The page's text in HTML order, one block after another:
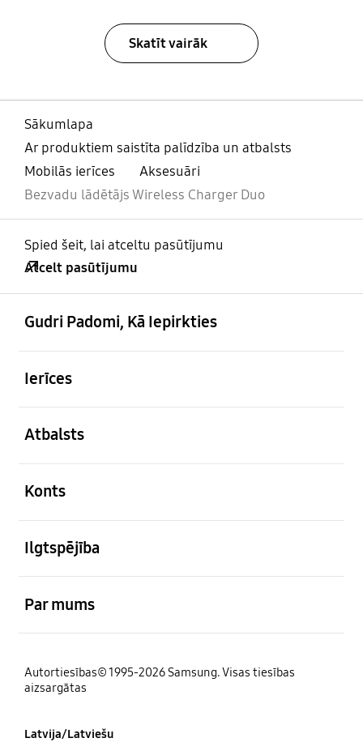
Skatīt vairāk
Sākumlapa
Ar produktiem saistīta palīdzība un atbalsts
Mobilās ierīces
Aksesuāri
Bezvadu lādētājs Wireless Charger Duo
Spied šeit, lai atceltu pasūtījumu
Atcelt pasūtījumu
Gudri Padomi, Kā Iepirkties
Ierīces
Atbalsts
Konts
Ilgtspējība
Par mums
Autortiesības© 1995-2026 Samsung. Visas tiesības
aizsargātas
Latvija/Latviešu